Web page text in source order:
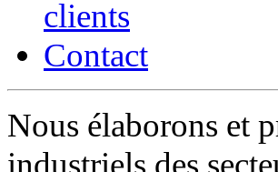
clients
Contact
Nous élaborons et
industriels des